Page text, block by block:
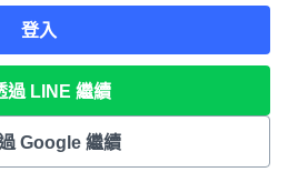
登入
過 LINE 繼續
Google 繼續